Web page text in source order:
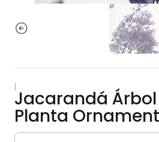
Jacarandá Árbol
Planta